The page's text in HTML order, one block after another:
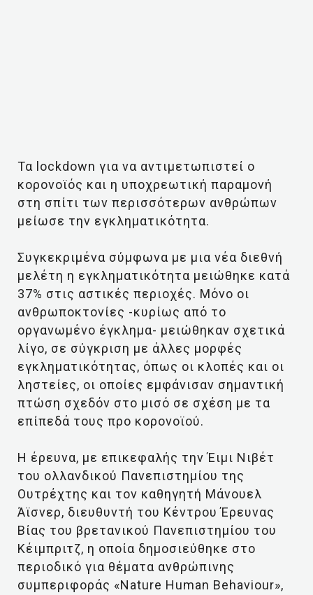
Τα lockdown για να αντιμετωπιστεί ο
κορονοϊός και η υποχρεωτική παραμονή
στη σπίτι των περισσότερων ανθρώπων
μείωσε την εγκληματικότητα.
Συγκεκριμένα σύμφωνα με μια νέα διεθνή
μελέτη η εγκληματικότητα μειώθηκε κατά
37% στις αστικές περιοχές. Μόνο οι
ανθρωποκτονίες -κυρίως από το
οργανωμένο έγκλημα- μειώθηκαν σχετικά
λίγο, σε σύγκριση με άλλες μορφές
εγκληματικότητας, όπως οι κλοπές και οι
ληστείες, οι οποίες εμφάνισαν σημαντική
πτώση σχεδόν στο μισό σε σχέση με τα
επίπεδά τους προ κορονοϊού.
Η έρευνα, με επικεφαλής την Έιμι Νιβέτ
του ολλανδικού Πανεπιστημίου της
Ουτρέχτης και τον καθηγητή Μάνουελ
Άϊσνερ, διευθυντή του Κέντρου Έρευνας
Βίας του βρετανικού Πανεπιστημίου του
Κέιμπριτζ, η οποία δημοσιεύθηκε στο
περιοδικό για θέματα ανθρώπινης
συμπεριφοράς «Nature Human Behaviour»,